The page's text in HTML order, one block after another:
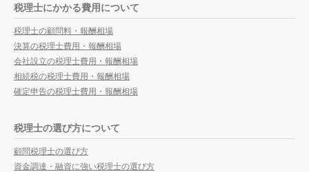
税理士にかかる費用について
税理士の顧問料・報酬相場
決算の税理士費用・報酬相場
会社設立の税理士費用・報酬相場
相続税の税理士費用・報酬相場
確定申告の税理士費用・報酬相場
税理士の選び方について
顧問税理士の選び方
資金調達・融資に強い税理士の選び方